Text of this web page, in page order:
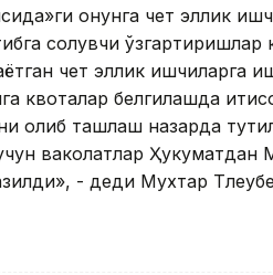
қонунга чет эллик
солувчи
чет эллик ишчиларга
квоталар белгилашда
олиб ташлаш назарда
ваколатлар
- деди Мухтар